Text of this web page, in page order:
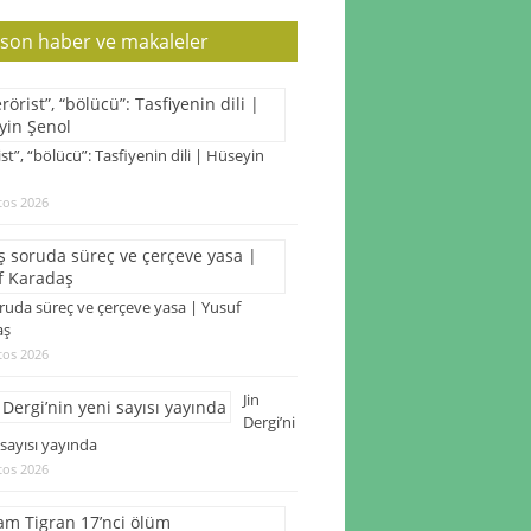
haber ve makaleler
“bölücü”: Tasfiyenin dili | Hüseyin
2026
süreç ve çerçeve yasa | Yusuf
2026
Jin
Dergi’ni
yayında
2026